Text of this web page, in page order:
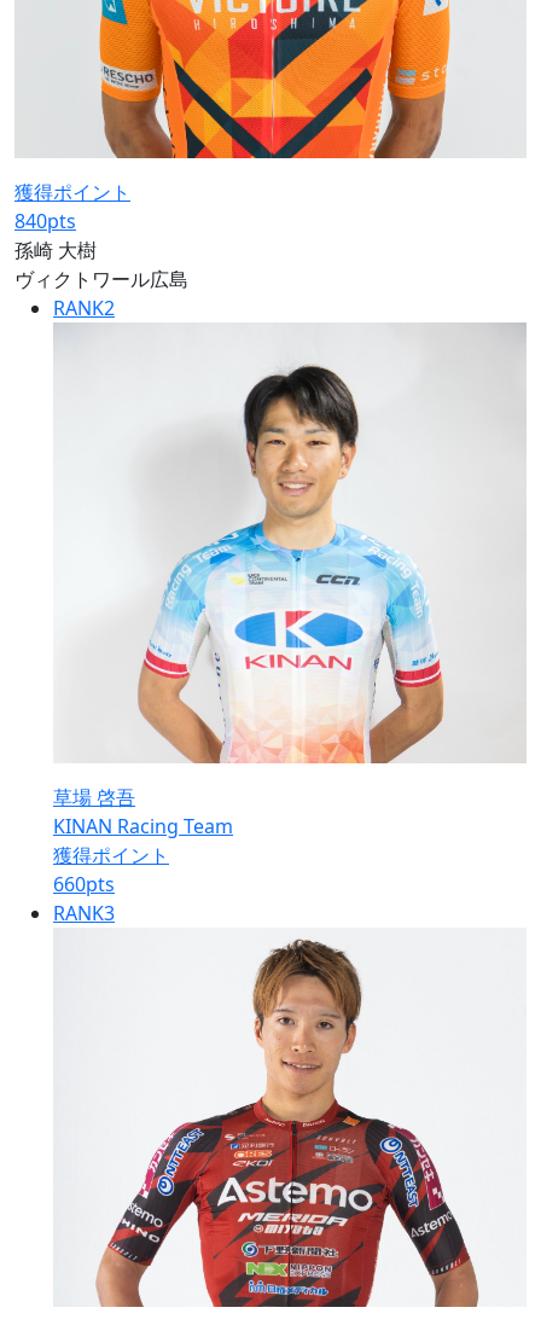
獲得ポイント
840pts
孫崎 大樹
ヴィクトワール広島
RANK2
草場 啓吾
KINAN Racing Team
獲得ポイント
660pts
RANK3